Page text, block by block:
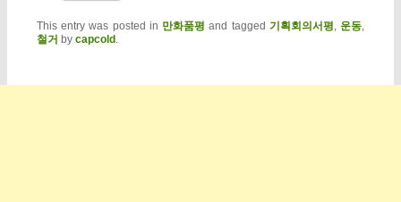
This entry was posted in 만화품평 and tagged기획회의서평,운동,
철거 by capcold .